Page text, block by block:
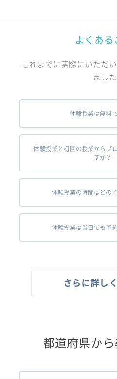
よくある
これまでに実際にいただ
ました
体験授業は無料
体験授業と初回の授業からプ
すか？
体験授業の時間はどの
体験授業は当日でも予
さらに詳し
都道府県か